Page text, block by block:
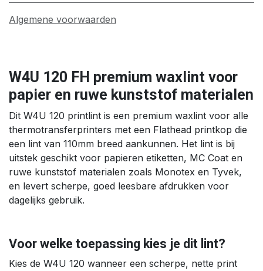
Algemene voorwaarden
W4U 120 FH premium waxlint voor
papier en ruwe kunststof materialen
Dit W4U 120 printlint is een premium waxlint voor alle
thermotransferprinters met een Flathead printkop die
een lint van 110mm breed aankunnen. Het lint is bij
uitstek geschikt voor papieren etiketten, MC Coat en
ruwe kunststof materialen zoals Monotex en Tyvek,
en levert scherpe, goed leesbare afdrukken voor
dagelijks gebruik.
Voor welke toepassing kies je dit lint?
Kies de W4U 120 wanneer een scherpe, nette print